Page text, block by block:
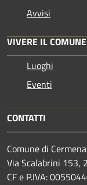
Avvisi
VIVERE IL COMUNE
Luoghi
Eventi
CONTATTI
Comune di
Via Scalabrini 153,
CF e P.IVA: